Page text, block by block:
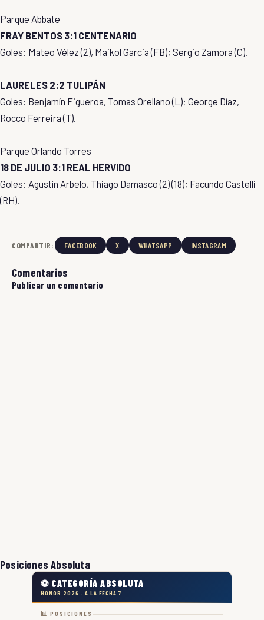
Parque Abbate
FRAY BENTOS 3:1 CENTENARIO
Goles: Mateo Vélez (2), Maikol Garcia (FB); Sergio Zamora (C).
LAURELES 2:2 TULIPÁN
Goles: Benjamín Figueroa, Tomas Orellano (L); George Díaz,
Rocco Ferreira (T).
Parque Orlando Torres
18 DE JULIO 3:1 REAL HERVIDO
Goles: Agustín Arbelo, Thiago Damasco (2) (18); Facundo Castelli
(RH).
COMPARTIR: FACEBOOK X WHATSAPP INSTAGRAM
Comentarios
Publicar un comentario
Posiciones Absoluta
⚽ CATEGORÍA ABSOLUTA
HONOR 2026 · A LA FECHA 7
📊 POSICIONES